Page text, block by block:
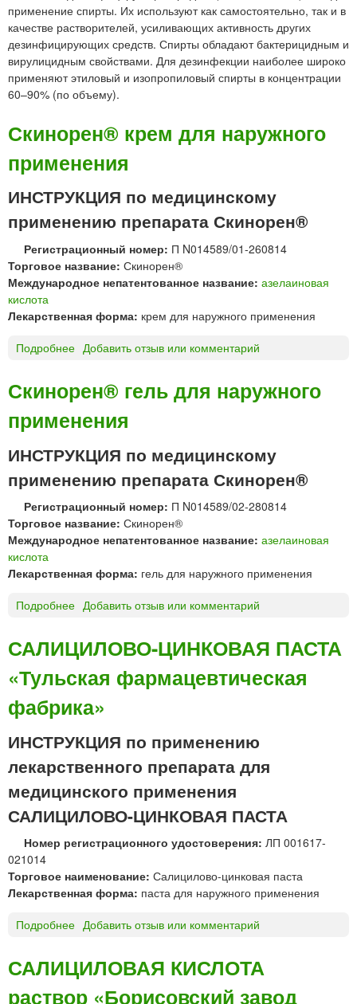
применение спирты. Их используют как самостоятельно, так и в
качестве растворителей, усиливающих активность других
дезинфицирующих средств. Спирты обладают бактерицидным и
вирулицидным свойствами. Для дезинфекции наиболее широко
применяют этиловый и изопропиловый спирты в концентрации
60–90% (по объему).
Скинорен® крем для наружного
применения
ИНСТРУКЦИЯ по медицинскому
применению препарата Скинорен®
Регистрационный номер: П N014589/01-260814
Торговое название: Скинорен®
Международное непатентованное название: азелаиновая
кислота
Лекарственная форма: крем для наружного применения
Подробнее
и
н
о
р
е
н
к
р
е
д
у
н
г
о
р
и
е
е
н
Добавить отзыв или комментарий
Скинорен® гель для наружного
применения
ИНСТРУКЦИЯ по медицинскому
применению препарата Скинорен®
Регистрационный номер: П N014589/02-280814
Торговое название: Скинорен®
Международное непатентованное название: азелаиновая
кислота
Лекарственная форма: гель для наружного применения
Подробнее
к
и
н
о
р
н
г
е
ь
д
я
н
н
о
Добавить отзыв или комментарий
САЛИЦИЛОВО-ЦИНКОВАЯ ПАСТА
«Тульская фармацевтическая
фабрика»
ИНСТРУКЦИЯ по применению
лекарственного препарата для
медицинского применения
САЛИЦИЛОВО-ЦИНКОВАЯ ПАСТА
Номер регистрационного удостоверения: ЛП 001617-
021014
Торговое наименование: Салицилово-цинковая паста
Лекарственная форма: паста для наружного применения
Подробнее
А
Л
И
Добавить отзыв или комментарий
САЛИЦИЛОВАЯ КИСЛОТА
раствор «Борисовский завод